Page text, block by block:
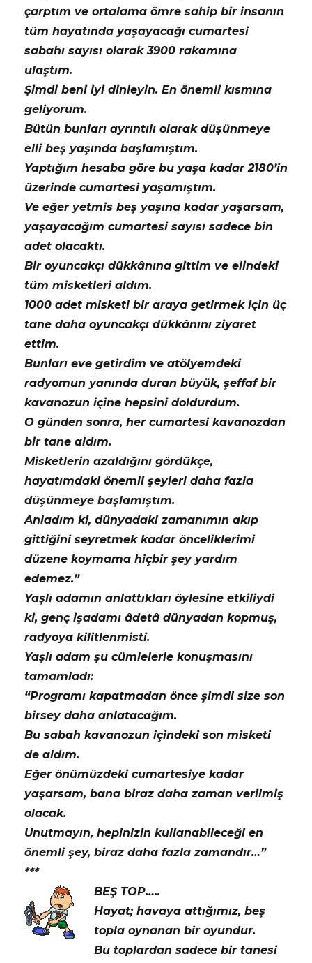
çarptım ve ortalama ömre sahip bir insanın
tüm hayatında yaşayacağı cumartesi
sabahı sayısı olarak 3900 rakamına
ulaştım.
Şimdi beni iyi dinleyin. En önemli kısmına
geliyorum.
Bütün bunları ayrıntılı olarak düşünmeye
elli beş yaşında başlamıştım.
Yaptığım hesaba göre bu yaşa kadar 2180’in
üzerinde cumartesi yaşamıştım.
Ve eğer yetmis beş yaşına kadar yaşarsam,
yaşayacağım cumartesi sayısı sadece bin
adet olacaktı.
Bir oyuncakçı dükkânına gittim ve elindeki
tüm misketleri aldım.
1000 adet misketi bir araya getirmek için üç
tane daha oyuncakçı dükkânını ziyaret
ettim.
Bunları eve getirdim ve atölyemdeki
radyomun yanında duran büyük, şeffaf bir
kavanozun içine hepsini doldurdum.
O günden sonra, her cumartesi kavanozdan
bir tane aldım.
Misketlerin azaldığını gördükçe,
hayatımdaki önemli şeyleri daha fazla
düşünmeye başlamıştım.
Anladım ki, dünyadaki zamanımın akıp
gittiğini seyretmek kadar önceliklerimi
düzene koymama hiçbir şey yardım
edemez.”
Yaşlı adamın anlattıkları öylesine etkiliydi
ki, genç işadamı âdetâ dünyadan kopmuş,
radyoya kilitlenmisti.
Yaşlı adam şu cümlelerle konuşmasını
tamamladı:
“Programı kapatmadan önce şimdi size son
birsey daha anlatacağım.
Bu sabah kavanozun içindeki son misketi
de aldım.
Eğer önümüzdeki cumartesiye kadar
yaşarsam, bana biraz daha zaman verilmiş
olacak.
Unutmayın, hepinizin kullanabileceği en
önemli şey, biraz daha fazla zamandır…”
***
BEŞ TOP…..
Hayat; havaya attığımız, beş
topla oynanan bir oyundur.
Bu toplardan sadece bir tanesi